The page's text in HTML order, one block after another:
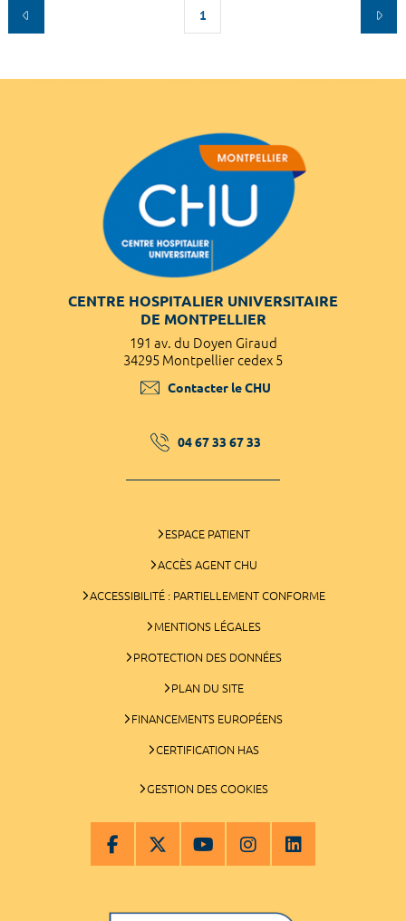
1
CENTRE HOSPITALIER UNIVERSITAIRE
DE MONTPELLIER
191 av. du Doyen Giraud
34295 Montpellier cedex 5
Contacter le CHU
04 67 33 67 33
ESPACE PATIENT
ACCÈS AGENT CHU
ACCESSIBILITÉ : PARTIELLEMENT CONFORME
MENTIONS LÉGALES
PROTECTION DES DONNÉES
PLAN DU SITE
FINANCEMENTS EUROPÉENS
CERTIFICATION HAS
GESTION DES COOKIES